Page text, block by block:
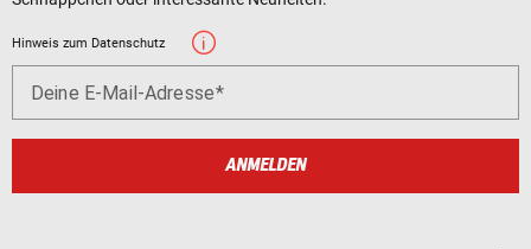
Hinweis zum Datenschutz
Deine E-Mail-Adresse
ANMELDEN